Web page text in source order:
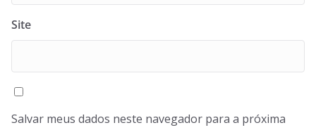
Site
Salvar meus dados neste navegador para a próxima